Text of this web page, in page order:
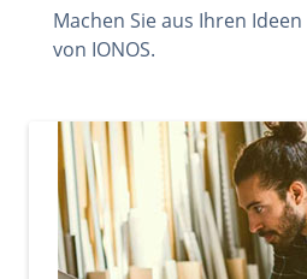
Machen Sie aus Ihren
von IONOS.